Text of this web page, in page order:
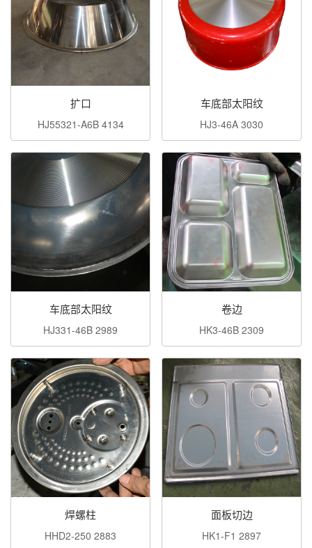
扩口
HJ55321-A6B 4134
车底部太阳纹
HJ3-46A 3030
车底部太阳纹
HJ331-46B 2989
卷边
HK3-46B 2309
焊螺柱
HHD2-250 2883
面板切边
HK1-F1 2897